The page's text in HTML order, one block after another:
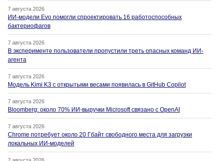
7 августа 2026
ИИ-модели Evo помогли спроектировать 16 работоспособных
бактериофагов
7 августа 2026
В эксперименте пользователи пропустили треть опасных команд ИИ-
агента
7 августа 2026
Модель Kimi K3 с открытыми весами появилась в GitHub Copilot
7 августа 2026
Bloomberg: около 70% ИИ-выручки Microsoft связано с OpenAI
7 августа 2026
Chrome потребует около 20 Гбайт свободного места для загрузки
локальных ИИ-моделей